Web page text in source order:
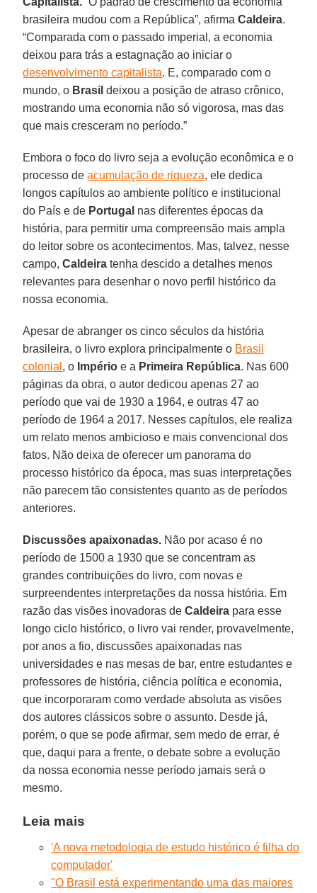
brasileira mudou com a República”, afirmaCaldeira.
“Comparada com o passado imperial, a economia
deixou para trás a estagnação ao iniciar o
desenvolvimento capitalista. E, comparado com o
mundo, o Brasil deixou a posição de atraso crônico,
mostrando uma economia não só vigorosa, mas das
que mais cresceram no período.”
Embora o foco do livro seja a evolução econômica e o
processo deacumulação de riqueza, ele dedica
longos capítulos ao ambiente político e institucional
do País e de Portugal nas diferentes épocas da
história, para permitir uma compreensão mais ampla
do leitor sobre os acontecimentos. Mas, talvez, nesse
campo,Caldeira tenha descido a detalhes menos
relevantes para desenhar o novo perfil histórico da
nossa economia.
Apesar de abranger os cinco séculos da história
brasileira, o livro explora principalmente o Brasil
colonial , o Império e a Primeira República. Nas 600
páginas da obra, o autor dedicou apenas 27 ao
período que vai de 1930 a 1964, e outras 47 ao
período de 1964 a 2017. Nesses capítulos, ele realiza
um relato menos ambicioso e mais convencional dos
fatos. Não deixa de oferecer um panorama do
processo histórico da época, mas suas interpretações
não parecem tão consistentes quanto as de períodos
anteriores.
Discussões apaixonadas. Não por acaso é no
período de 1500 a 1930 que se concentram as
grandes contribuições do livro, com novas e
surpreendentes interpretações da nossa história. Em
razão das visões inovadoras deCaldeira para esse
longo ciclo histórico, o livro vai render, provavelmente,
por anos a fio, discussões apaixonadas nas
universidades e nas mesas de bar, entre estudantes e
professores de história, ciência política e economia,
que incorporaram como verdade absoluta as visões
dos autores clássicos sobre o assunto. Desde já,
porém, o que se pode afirmar, sem medo de errar, é
que, daqui para a frente, o debate sobre a evolução
da nossa economia nesse período jamais será o
mesmo.
Leia mais
'A nova metodologia de estudo histórico é filha do
computador'
"O Brasil está experimentando uma das maiores